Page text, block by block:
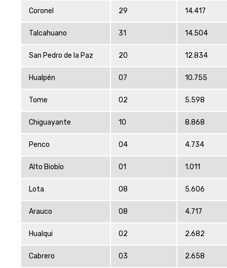
Coronel 29 14.417
Talcahuano 31 14.504
San Pedro de la Paz 20 12.834
Hualpén 07 10.755
Tome 02 5.598
Chiguayante 10 8.868
Penco 04 4.734
Alto Biobío 01 1.011
Lota 08 5.606
Arauco 08 4.717
Hualqui 02 2.682
Cabrero 03 2.658